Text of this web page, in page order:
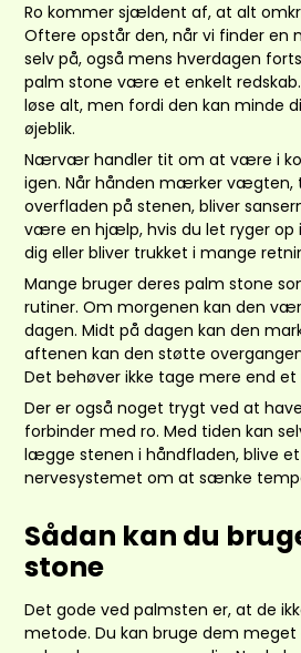
Ro kommer sjældent af, at alt
Oftere opstår den, når vi finder en
selv på, også mens hverdagen
palm stone være et enkelt redskab.
løse alt, men fordi den kan minde
øjeblik.
Nærvær handler tit om at være i
igen. Når hånden mærker vægten,
overfladen på stenen, bliver
være en hjælp, hvis du let ryger op
dig eller bliver trukket i mange
Mange bruger deres palm stone
rutiner. Om morgenen kan den
dagen. Midt på dagen kan den
aftenen kan den støtte
Det behøver ikke tage mere end
Der er også noget trygt ved at
forbinder med ro. Med tiden kan
lægge stenen i håndfladen, blive et
nervesystemet om at sænke
Sådan kan du
stone
Det gode ved palmsten er, at de
metode. Du kan bruge dem meget